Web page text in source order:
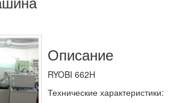
Описание
RYOBI 662H
Технические характеристики: